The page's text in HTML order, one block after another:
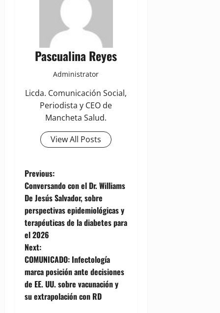
Pascualina Reyes
Administrator
Licda. Comunicación Social,
Periodista y CEO de
Mancheta Salud.
View All Posts
P
o
s
t
n
a
v
Previous:
Conversando con el Dr. Williams
De Jesús Salvador, sobre
perspectivas epidemiológicas y
terapéuticas de la diabetes para
el 2026
Next:
COMUNICADO: Infectología
marca posición ante decisiones
de EE. UU. sobre vacunación y
su extrapolación con RD